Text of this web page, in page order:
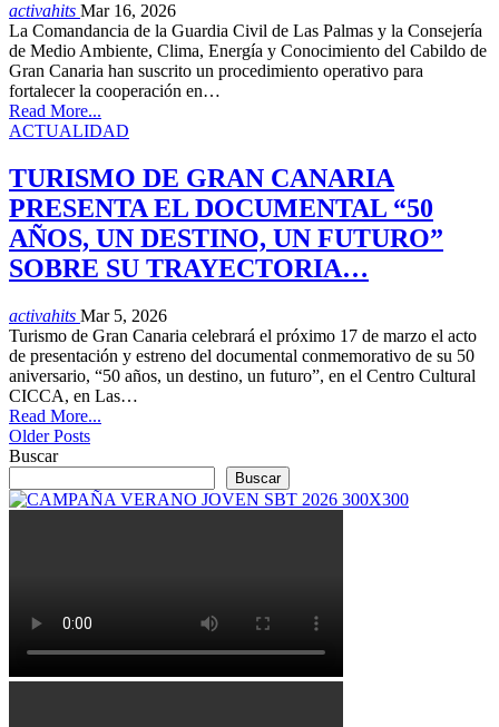
activahits Mar 16, 2026
La Comandancia de la Guardia Civil de Las Palmas y la Consejería
de Medio Ambiente, Clima, Energía y Conocimiento del Cabildo de
Gran Canaria han suscrito un procedimiento operativo para
fortalecer la cooperación en…
Read More...
ACTUALIDAD
TURISMO DE GRAN CANARIA
PRESENTA EL DOCUMENTAL “50
AÑOS, UN DESTINO, UN FUTURO”
SOBRE SU TRAYECTORIA…
activahits Mar 5, 2026
Turismo de Gran Canaria celebrará el próximo 17 de marzo el acto
de presentación y estreno del documental conmemorativo de su 50
aniversario, “50 años, un destino, un futuro”, en el Centro Cultural
CICCA, en Las…
Read More...
Older Posts
Buscar
Buscar